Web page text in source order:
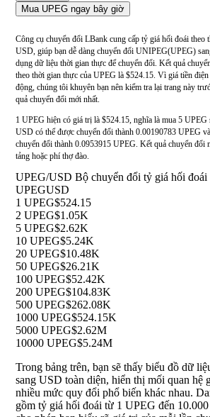
Mua UPEG ngay bây giờ
Công cụ chuyển đổi LBank cung cấp tỷ giá hối đoái theo
USD, giúp bạn dễ dàng chuyển đổi UNIPEG(UPEG)
dụng dữ liệu thời gian thực để chuyển đổi. Kết quả
theo thời gian thực của UPEG là $524.15. Vì giá tiền
động, chúng tôi khuyên bạn nên kiểm tra lại trang này
quả chuyển đổi mới nhất.
1 UPEG hiện có giá trị là $524.15, nghĩa là mua 5
USD có thể được chuyển đổi thành 0.00190783 UPEG
chuyển đổi thành 0.0953915 UPEG. Kết quả chuyển đổi
tảng hoặc phí thợ đào.
UPEG/USD Bộ chuyển đổi tỷ giá hối đoái
UPEGUSD
1 UPEG$524.15
2 UPEG$1.05K
5 UPEG$2.62K
10 UPEG$5.24K
20 UPEG$10.48K
50 UPEG$26.21K
100 UPEG$52.42K
200 UPEG$104.83K
500 UPEG$262.08K
1000 UPEG$524.15K
5000 UPEG$2.62M
10000 UPEG$5.24M
Trong bảng trên, bạn sẽ thấy biểu đồ dữ
sang USD toàn diện, hiển thị mối quan hệ
nhiều mức quy đổi phổ biến khác nhau.
gồm tỷ giá hối đoái từ 1 UPEG đến